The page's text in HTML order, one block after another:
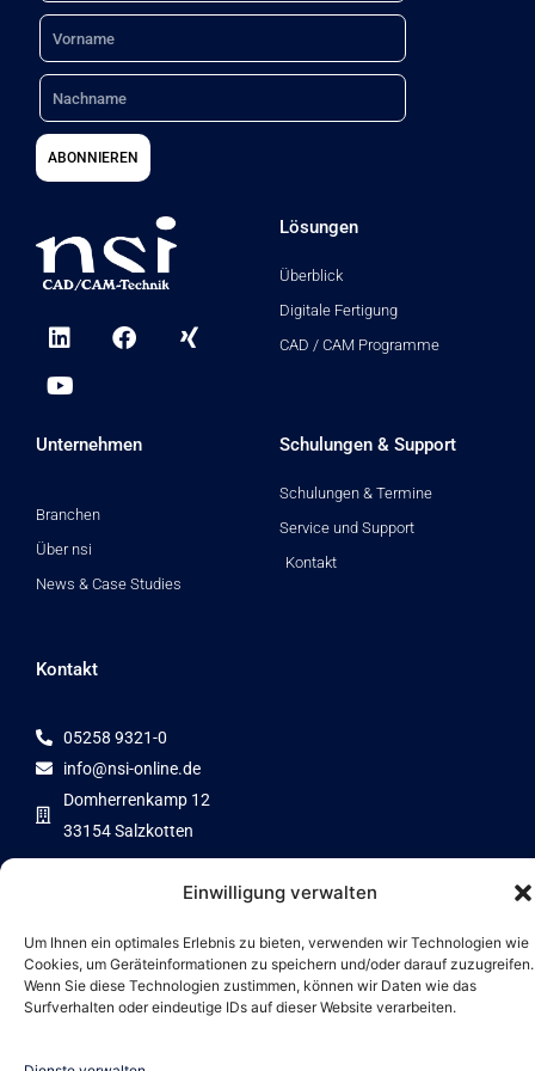
Einwilligung verwalten
Um Ihnen ein optimales Erlebnis zu bieten, verwenden wir Technologien wie
Cookies, um Geräteinformationen zu speichern und/oder darauf zuzugreifen.
Wenn Sie diese Technologien zustimmen, können wir Daten wie das
Surfverhalten oder eindeutige IDs auf dieser Website verarbeiten.
Name
Nachname
ABONNIEREN
L
i
n
k
d
F
a
o
X
i
Y
o
u
t
b
Lösungen
Überblick
Digitale Fertigung
CAD / CAM Programme
Unternehmen
Branchen
Über nsi
News & Case Studies
Schulungen & Support
Schulungen & Termine
Service und Support
Kontakt
Kontakt
05258 9321-0
info@nsi-online.de
Domherrenkamp 12
33154 Salzkotten
Zertifizierter Partner von